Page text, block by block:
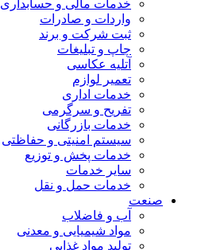
خدمات مالی و حسابداری
واردات و صادرات
ثبت شرکت و برند
چاپ و تبلیغات
آتلیه عکاسی
تعمیر لوازم
خدمات اداری
تفریح و سرگرمی
خدمات بازرگانی
سیستم امنیتی و حفاظتی
خدمات پخش و توزیع
سایر خدمات
خدمات حمل و نقل
صنعت
آب و فاضلاب
مواد شیمیایی و معدنی
تولید مواد غذایی